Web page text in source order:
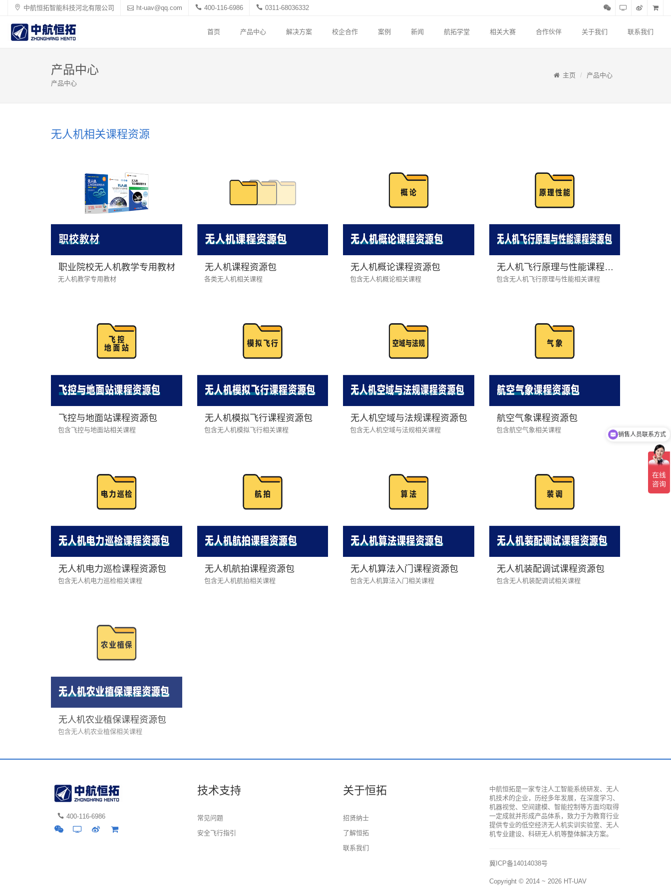
中航恒拓智能科技河北有限公司 ht-uav@qq.com 400-116-6986 0311-68036332
首页 产品中心 解决方案 校企合作 案例 新闻 航拓学堂 相关大赛 合作伙伴 关于我们 联系我们
产品中心
产品中心
主页 产品中心
无人机相关课程资源
职业院校无人机教学专用教材
无人机教学专用教材
无人机课程资源包
各类无人机相关课程
无人机概论课程资源包
包含无人机概论相关课程
无人机飞行原理与性能课程资源包
包含无人机飞行原理与性能相关课程
飞控与地面站课程资源包
包含飞控与地面站相关课程
无人机模拟飞行课程资源包
包含无人机模拟飞行相关课程
无人机空域与法规课程资源包
包含无人机空域与法规相关课程
航空气象课程资源包
包含航空气象相关课程
无人机电力巡检课程资源包
包含无人机电力巡检相关课程
无人机航拍课程资源包
包含无人机航拍相关课程
无人机算法入门课程资源包
包含无人机算法入门相关课程
无人机装配调试课程资源包
包含无人机装配调试相关课程
无人机农业植保课程资源包
包含无人机农业植保相关课程
400-116-6986
技术支持
常见问题
安全飞行指引
关于恒拓
招贤纳士
了解恒拓
联系我们
中航恒拓是一家专注人工智能系统研发、无人
机技术的企业，历经多年发展，在深度学习、
机器视觉、空间建模、智能控制等方面均取得
一定成就并形成产品体系，致力于为教育行业
提供专业的低空经济无人机实训实验室、无人
机专业建设、科研无人机等整体解决方案。
冀ICP备14014038号
Copyright © 2014 ~ 2026 HT-UAV
猫头鹰无人机产品介绍